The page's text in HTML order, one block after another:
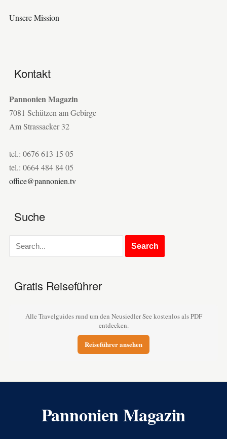
Unsere Mission
Kontakt
Pannonien Magazin
7081 Schützen am Gebirge
Am Strassacker 32
tel.: 0676 613 15 05
tel.: 0664 484 84 05
office@pannonien.tv
Suche
Gratis Reiseführer
Alle Travelguides rund um den Neusiedler See kostenlos als PDF
entdecken.
Reiseführer ansehen
Pannonien Magazin